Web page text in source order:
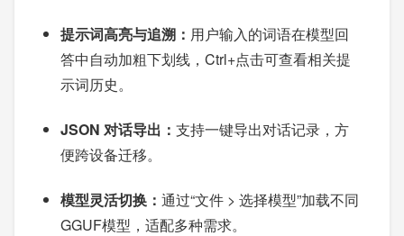
提示词高亮与追溯： 用户输入的词语在模型回
答中自动加粗下划线，Ctrl+点击可查看相关提
示词历史。
JSON 对话导出： 支持一键导出对话记录，方
便跨设备迁移。
模型灵活切换： 通过“文件 > 选择模型”加载不同
GGUF模型，适配多种需求。